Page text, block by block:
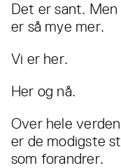
Det er sant.
er så mye mer.
Vi er her.
Her og nå.
Over hele
er de modigste
som forandrer.